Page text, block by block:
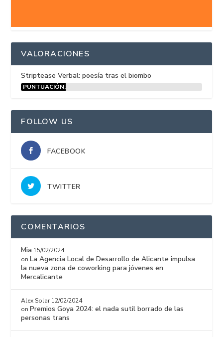
VALORACIONES
Striptease Verbal: poesía tras el biombo
PUNTUACIÓN:
FOLLOW US
FACEBOOK
TWITTER
COMENTARIOS
Mia 15/02/2024
on La Agencia Local de Desarrollo de Alicante impulsa
la nueva zona de coworking para jóvenes en
Mercalicante
Alex Solar 12/02/2024
on Premios Goya 2024: el nada sutil borrado de las
personas trans